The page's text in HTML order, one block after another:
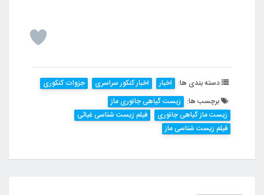
دسته بندی ها: اخبار اخبار کنکور سراسری
جزوات کنکوری
برچسب ها: زیست گیاهی جانوری ماز
زیست ماز گیاهی جانوری
فیلم زیست شناسی غیاثی
فیلم زیست شناسی ماز